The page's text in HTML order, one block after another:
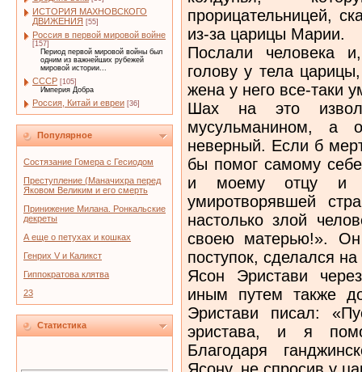
ИСТОРИЯ МАХНОВСКОГО
ДВИЖЕНИЯ [55]
Россия в первой мировой войне
[157]
Период первой мировой войны был
одним из важнейших рубежей
мировой истории...
СССР [105]
Империя Добра
Россия, Китай и евреи [36]
Популярное
Состязание Гомера с Гесиодом
Преступление (Маначихра перед
Яковом Великим и его смерть
Принижение Милана. Ронкальские
декреты
А еще о петухах и кошках
Генрих V и Каликст
Гиппократова клятва
23
Статистика
прорицательницей,
из-за царицы Марии.
Послали человека
голову у тела
жена у него все-таки
Шах на это
мусульманином, а
неверный. Если б
бы помог самому
и моему отцу и
умиротворявшей
настолько злой
своею матерью!». Он
поступок, сделался
Ясон Эристави
иным путем также
Эристави писал:
эристава, и я
Благодаря